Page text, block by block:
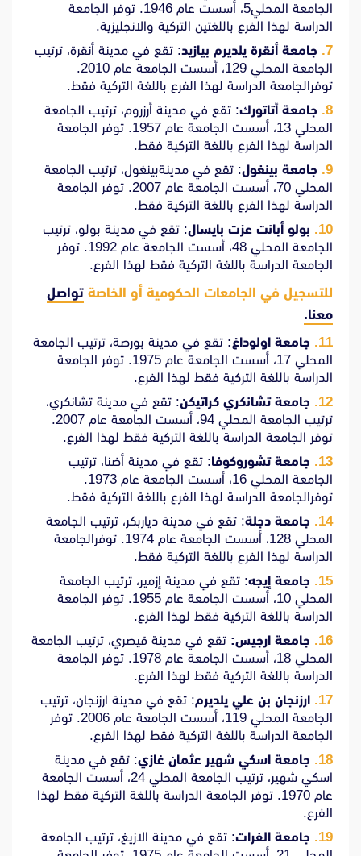
الجامعة المحلي5، أسست عام 1946. توفر الجامعة
الدراسة لهذا الفرع باللغتين التركية والانجليزية.
جامعة أنقرة يلديرم بيازيد: تقع في مدينة أنقرة، ترتيب
الجامعة المحلي 129، أسست الجامعة عام 2010.
توفرالجامعة الدراسة لهذا الفرع باللغة التركية فقط.
جامعة أتاتورك: تقع في مدينة أرزروم، ترتيب الجامعة
المحلي 13، أسست الجامعة عام 1957. توفر الجامعة
الدراسة لهذا الفرع باللغة التركية فقط.
جامعة بينغول: تقع في مدينةبينغول، ترتيب الجامعة
المحلي 70، أسست الجامعة عام 2007. توفر الجامعة
الدراسة لهذا الفرع باللغة التركية فقط.
بولو أبانت عزت بايسال: تقع في مدينة بولو، ترتيب
الجامعة المحلي 48، أسست الجامعة عام 1992. توفر
الجامعة الدراسة باللغة التركية فقط لهذا الفرع.
للتسجيل في الجامعات الحكومية أو الخاصة تواصل
معنا.
جامعة اولوداغ: تقع في مدينة بورصة، ترتيب الجامعة
المحلي 17، أسست الجامعة عام 1975. توفر الجامعة
الدراسة باللغة التركية فقط لهذا الفرع.
جامعة تشانكري كراتيكن: تقع في مدينة تشانكري،
ترتيب الجامعة المحلي 94، أسست الجامعة عام 2007.
توفر الجامعة الدراسة باللغة التركية فقط لهذا الفرع.
جامعة تشوروكوفا: تقع في مدينة أضنا، ترتيب
الجامعة المحلي 16، أسست الجامعة عام 1973.
توفرالجامعة الدراسة لهذا الفرع باللغة التركية فقط.
جامعة دجلة: تقع في مدينة دياربكر، ترتيب الجامعة
المحلي 128، أسست الجامعة عام 1974. توفرالجامعة
الدراسة لهذا الفرع باللغة التركية فقط.
جامعة إيجه: تقع في مدينة إزمير، ترتيب الجامعة
المحلي 10، أسست الجامعة عام 1955. توفر الجامعة
الدراسة باللغة التركية فقط لهذا الفرع.
جامعة ارجيس: تقع في مدينة قيصري، ترتيب الجامعة
المحلي 18، أسست الجامعة عام 1978. توفر الجامعة
الدراسة باللغة التركية فقط لهذا الفرع.
ارزنجان بن علي يلديرم: تقع في مدينة ارزنجان، ترتيب
الجامعة المحلي 119، أسست الجامعة عام 2006. توفر
الجامعة الدراسة باللغة التركية فقط لهذا الفرع.
جامعة اسكي شهير عثمان غازي: تقع في مدينة
اسكي شهير، ترتيب الجامعة المحلي 24، أسست الجامعة
عام 1970. توفر الجامعة الدراسة باللغة التركية فقط لهذا
الفرع.
جامعة الفرات: تقع في مدينة الازيغ، ترتيب الجامعة